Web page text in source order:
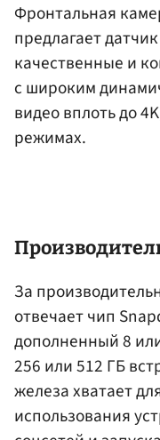
Фронтальная
предлагает
качественные и
с широким
видео вплоть до
режимах.
За
отвечает чип
дополненный 8
256 или 512 ГБ
железа хватает
использования